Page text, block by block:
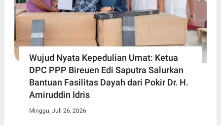
Wujud Nyata Kepedulian Umat: Ketua
DPC PPP Bireuen Edi Saputra Salurkan
Bantuan Fasilitas Dayah dari Pokir Dr. H.
Amiruddin Idris
Minggu, Juli 26, 2026